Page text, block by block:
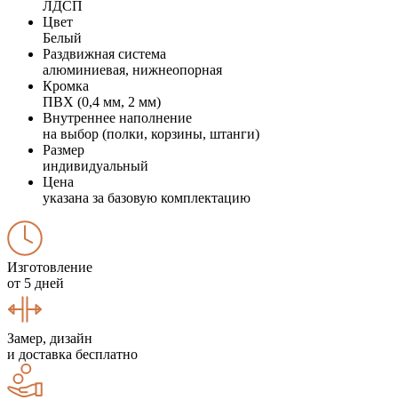
ЛДСП
Цвет
Белый
Раздвижная система
алюминиевая, нижнеопорная
Кромка
ПВХ (0,4 мм, 2 мм)
Внутреннее наполнение
на выбор (полки, корзины, штанги)
Размер
индивидуальный
Цена
указана за базовую комплектацию
Изготовление
от 5 дней
Замер, дизайн
и доставка бесплатно